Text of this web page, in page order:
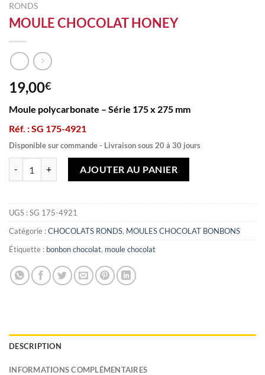
RONDS
MOULE CHOCOLAT HONEY
19,00€
Moule polycarbonate – Série 175 x 275 mm
Réf. : SG 175-4921
Disponible sur commande - Livraison sous 20 à 30 jours
AJOUTER AU PANIER
UGS :SG 175-4921
Catégorie :CHOCOLATS RONDS, MOULES CHOCOLAT BONBONS
Étiquette : bonbon chocolat, moule chocolat
DESCRIPTION
INFORMATIONS COMPLÉMENTAIRES